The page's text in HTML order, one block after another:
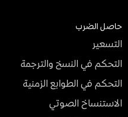
حاصل الضرب
التسعير
التحكم في النسخ والترجمة
التحكم في الطوابع الزمنية
الاستنساخ الصوتي